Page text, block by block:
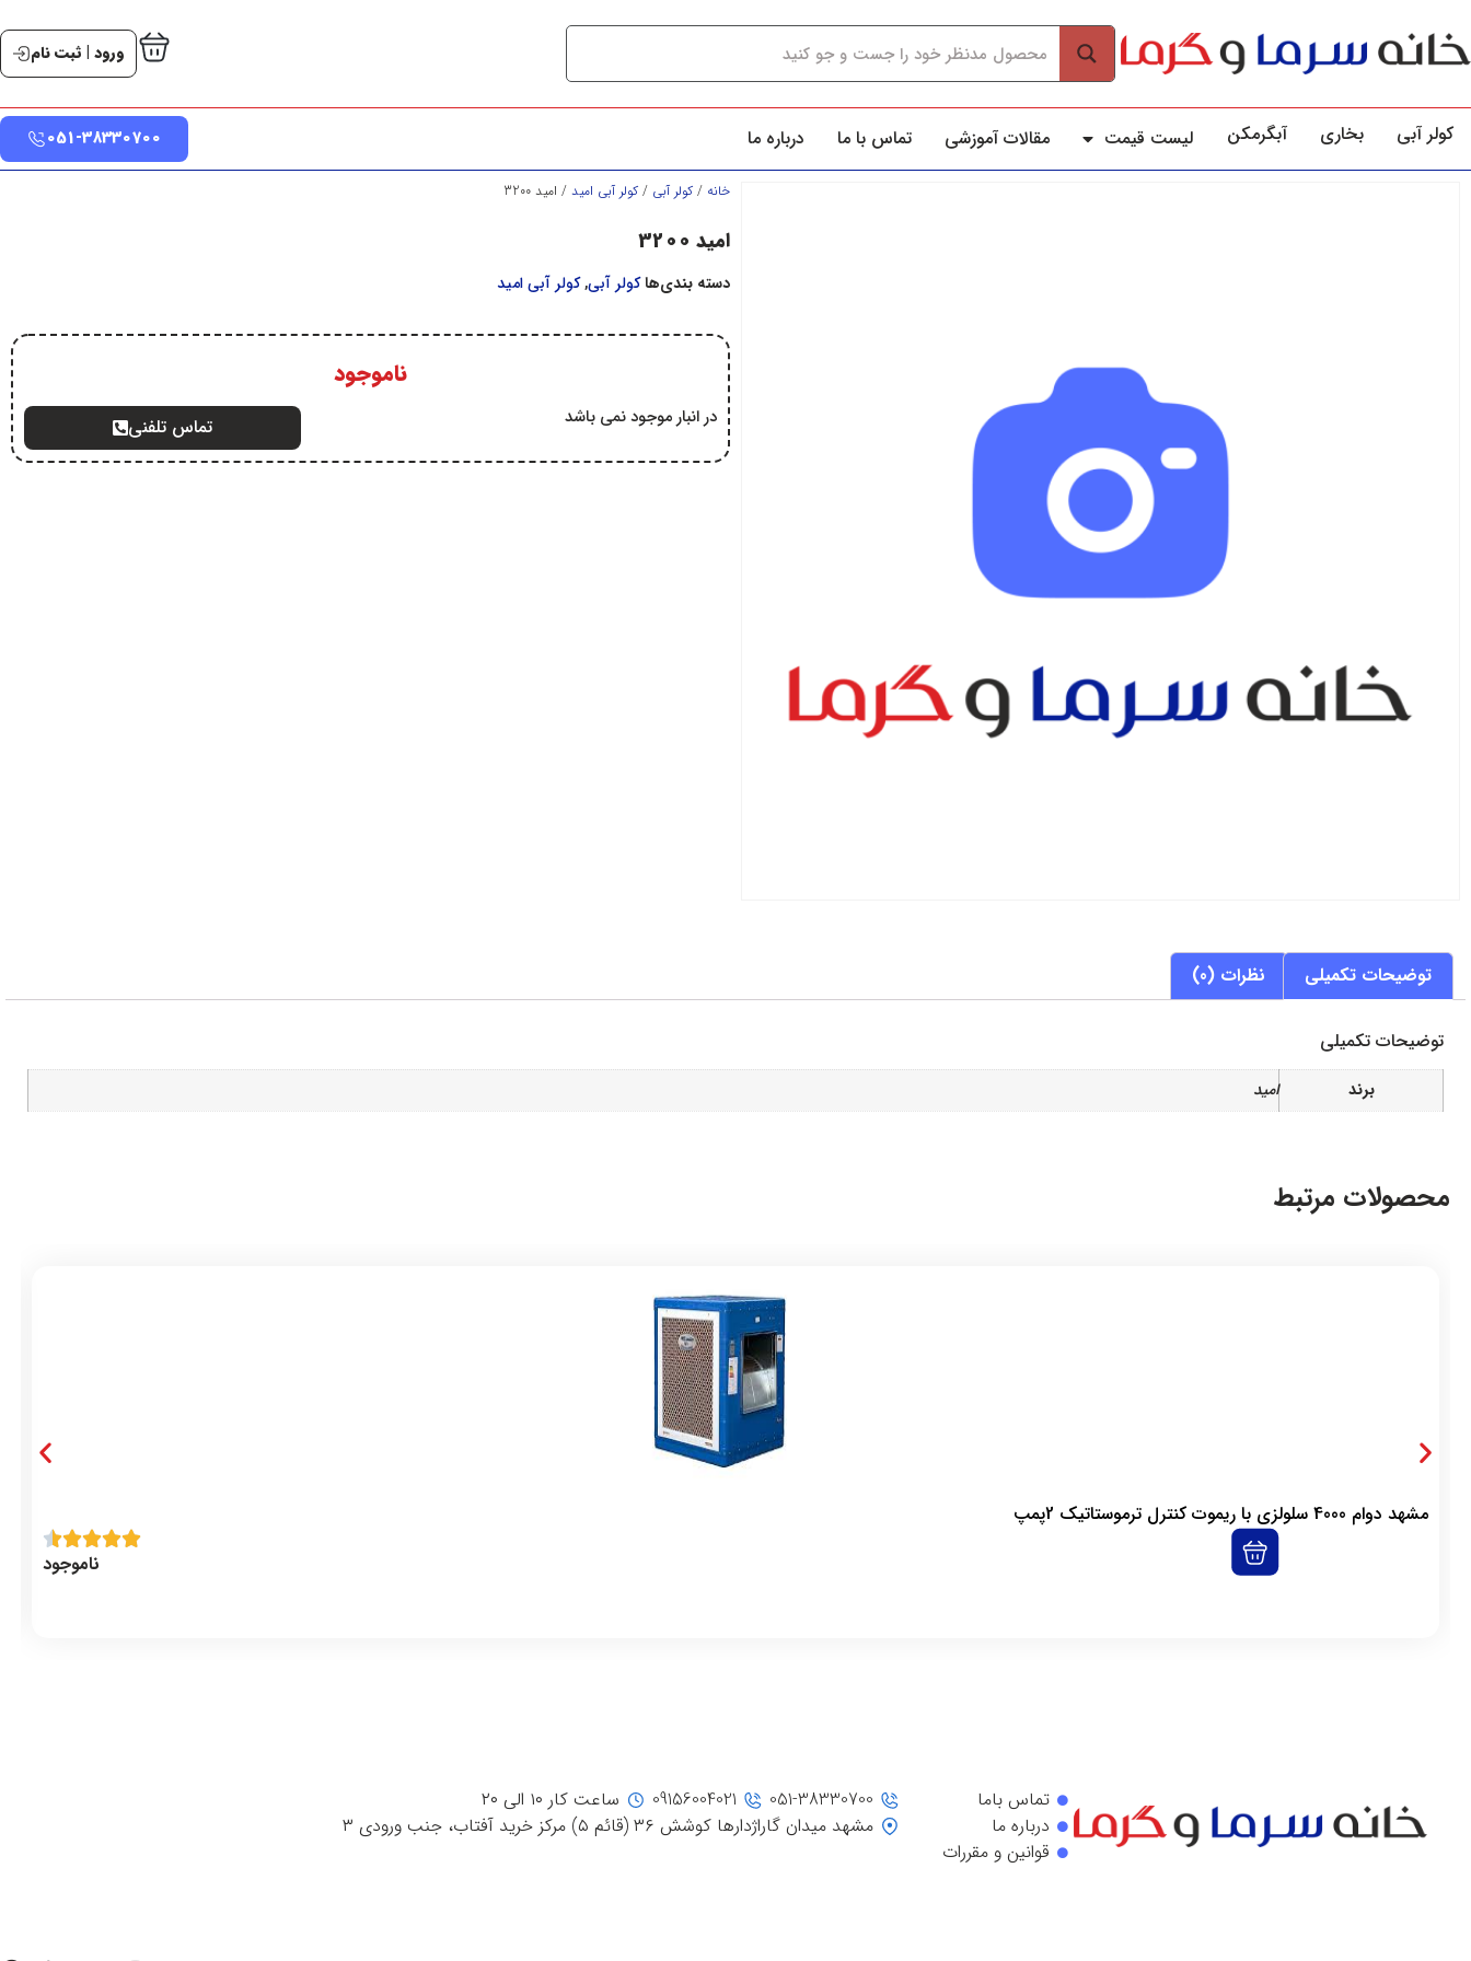
ورود | ثبت نام
کولر آبي بخاری آبگرمکن لیست قیمت مقالات آموزشی تماس با ما درباره ما 051-38330700
خانه / کولر آبي / کولر آبي اميد / امید 3200
امید 3200
دسته بندی‌ها کولر آبي,کولر آبي اميد
ناموجود
در انبار موجود نمی باشد تماس تلفنی
توضیحات تکمیلی نظرات (0)
توضیحات تکمیلی
برند امید
محصولات مرتبط
مشهد دوام 4000 سلولزی با ریموت کنترل ترموستاتیک 2پمپ
ناموجود
051-38330700
09156004021
ساعت کار ۱۰ الی ۲۰
مشهد میدان گاراژدارها کوشش ۳۶ (قائم ۵) مرکز خرید آفتاب، جنب ورودی ۳
تماس باما
درباره ما
قوانین و مقررات